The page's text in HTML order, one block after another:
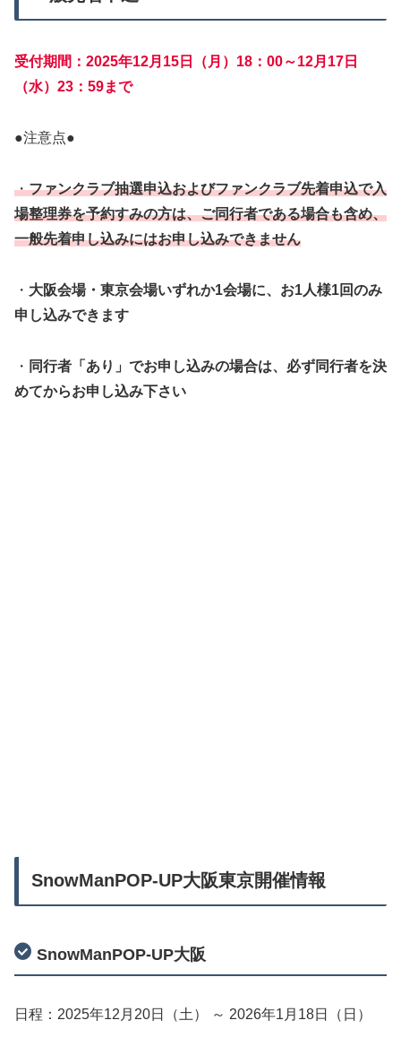
受付期間：2025年12月15日（月）18：00～12月17日
（水）23：59まで
●注意点●
・ファンクラブ抽選申込およびファンクラブ先着申込で入
場整理券を予約すみの方は、ご同行者である場合も含め、
一般先着申し込みにはお申し込みできません
・ 大阪会場・東京会場いずれか1会場に、お1人様1回のみ
申し込みできます
・ 同行者「あり」でお申し込みの場合は、必ず同行者を決
めてからお申し込み下さい
SnowManPOP-UP大阪東京開催情報
SnowManPOP-UP大阪
日程：2025年12月20日（土） ～ 2026年1月18日（日）